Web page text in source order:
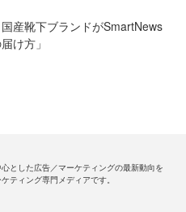
産靴下ブランドがSmartNews
け方」
とした広告／マーケティングの最新動向を
ティング専門メディアです。